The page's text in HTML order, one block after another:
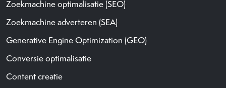
Zoekmachine optimalisatie (SEO)
Zoekmachine adverteren (SEA)
Generative Engine Optimization (GEO)
Conversie optimalisatie
Content creatie